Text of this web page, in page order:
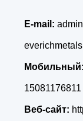
E-mail:
Мобильный:
15081176811
Веб-сайт: